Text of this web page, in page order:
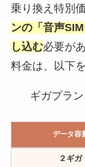
乗り換え特別
ンの「音声
し込む必要が
料金は、以下
ギガプラ
データ容
２ギガ